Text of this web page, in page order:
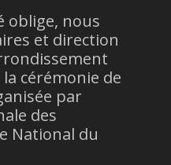
oblige, nous
et direction
cérémonie de
par
des
National du